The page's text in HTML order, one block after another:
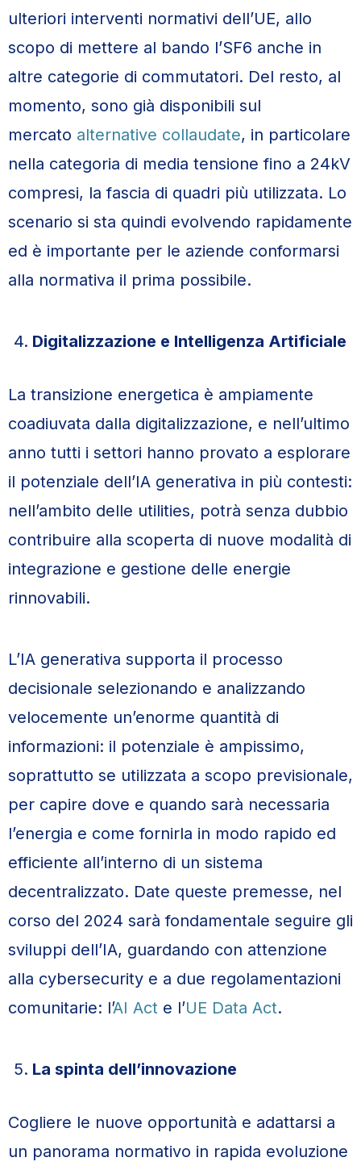
ulteriori interventi normativi dell’UE, allo
scopo di mettere al bando l’SF6 anche in
altre categorie di commutatori. Del resto, al
momento, sono già disponibili sul
mercato alternative collaudate, in particolare
nella categoria di media tensione fino a 24kV
compresi, la fascia di quadri più utilizzata. Lo
scenario si sta quindi evolvendo rapidamente
ed è importante per le aziende conformarsi
alla normativa il prima possibile.
Digitalizzazione e Intelligenza Artificiale
La transizione energetica è ampiamente
coadiuvata dalla digitalizzazione, e nell’ultimo
anno tutti i settori hanno provato a esplorare
il potenziale dell’IA generativa in più contesti:
nell’ambito delle utilities, potrà senza dubbio
contribuire alla scoperta di nuove modalità di
integrazione e gestione delle energie
rinnovabili.
L’IA generativa supporta il processo
decisionale selezionando e analizzando
velocemente un’enorme quantità di
informazioni: il potenziale è ampissimo,
soprattutto se utilizzata a scopo previsionale,
per capire dove e quando sarà necessaria
l’energia e come fornirla in modo rapido ed
efficiente all’interno di un sistema
decentralizzato. Date queste premesse, nel
corso del 2024 sarà fondamentale seguire gli
sviluppi dell’IA, guardando con attenzione
alla cybersecurity e a due regolamentazioni
comunitarie: l’AI Act e l’UE Data Act.
La spinta dell’innovazione
Cogliere le nuove opportunità e adattarsi a
un panorama normativo in rapida evoluzione